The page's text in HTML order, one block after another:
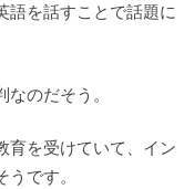
語を話すことで話題に
のだそう。
育を受けていて、イン
です。